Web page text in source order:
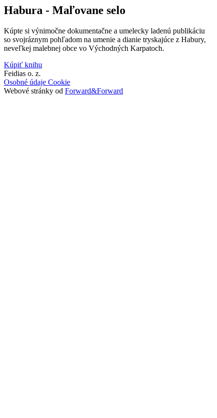
Habura - Maľovane selo
Kúpte si výnimočne dokumentačne a umelecky ladenú publikáciu
so svojráznym pohľadom na umenie a dianie tryskajúce z Habury,
neveľkej malebnej obce vo Východných Karpatoch.
Kúpiť knihu
Feidias o. z.
Osobné údaje Cookie
Webové stránky od Forward&Forward